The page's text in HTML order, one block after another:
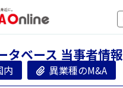
タベース 当事者情報
内 異業種のM&A